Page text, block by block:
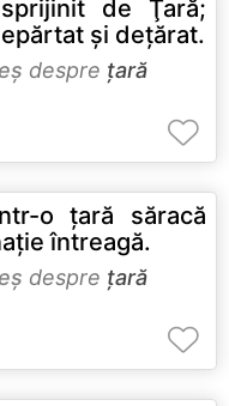
de Ţară;
și dețărat.
despre țară
o ţară săracă
întreagă.
despre țară